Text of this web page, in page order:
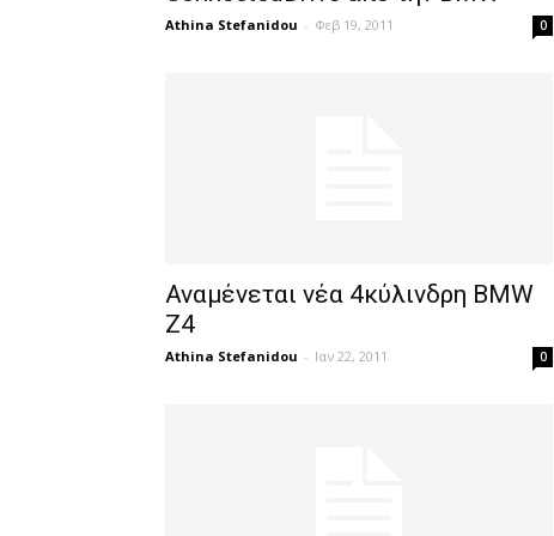
Athina Stefanidou - Φεβ 19, 2011 0
Αναμένεται νέα 4κύλινδρη BMW
Z4
Athina Stefanidou - Ιαν 22, 2011 0